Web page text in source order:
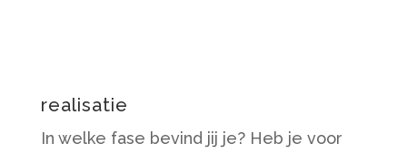
realisatie
In welke fase bevind jij je? Heb je voor